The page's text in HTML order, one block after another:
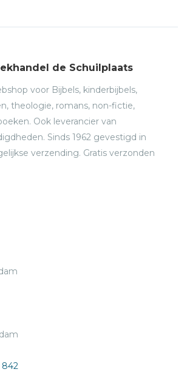
de Schuilplaats
voor Bijbels, kinderbijbels,
theologie, romans, non-fictie,
Ook leverancier van
Sinds 1962 gevestigd in
verzending. Gratis verzonden
842